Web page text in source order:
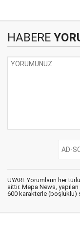
HABERE
UYARI: Yorumların her
aittir. Mepa News,
600 karakterle (boşluklu)